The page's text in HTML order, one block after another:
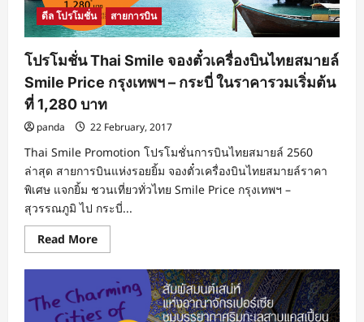
ตรง
จาก
กรุงเทพฯ
สู่
สิงคโปร์
ราคา
รวม
เริ่ม
ต้น
ที่
1,700
บาท
ดีล โปรโมชั่น สายการบิน
โปรโมชั่น Thai Smile จองตั๋วเครื่องบินไทยสมายล์
Smile Price กรุงเทพฯ – กระบี่ ในราคารวมเริ่มต้น
ที่ 1,280 บาท
panda 22 February, 2017
Thai Smile Promotion โปรโมชั่นการบินไทยสมายล์ 2560
ล่าสุด สายการบินแห่งรอยยิ้ม จองตั๋วเครื่องบินไทยสมายล์ราคา
พิเศษ แจกยิ้ม ชวนเที่ยวทั่วไทย Smile Price กรุงเทพฯ –
สุวรรณภูมิ ไป กระบี่...
Read MoreRead
more
โปร
ชั่น
Thai
Smile